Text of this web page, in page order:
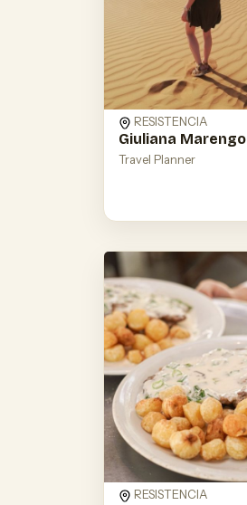
RESISTENCIA
Giuliana Marengo
Travel Planner
RESISTENCIA